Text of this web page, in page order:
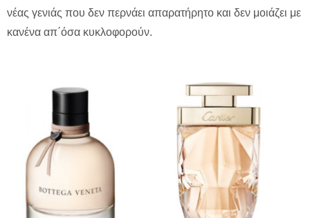
νέας γενιάς που δεν περνάει απαρατήρητο και δεν μοιάζει με
κανένα απ΄όσα κυκλοφορούν.